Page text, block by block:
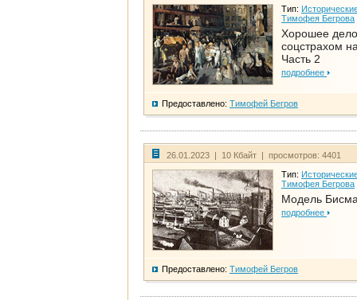
Тип:
Тимофея Бегрова
Хорошее дело
соцстрахом
Часть 2
подробнее
Предоставлено: Тимофей Бегров
26.01.2023 | 10 Кбайт | просмотров: 4401
Тип:
Тимофея Бегрова
Модель
подробнее
Предоставлено: Тимофей Бегров